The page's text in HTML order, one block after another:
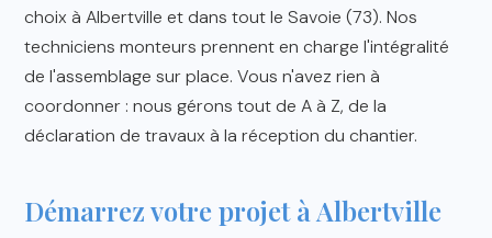
choix à Albertville et dans tout le Savoie (73). Nos
techniciens monteurs prennent en charge l'intégralité
de l'assemblage sur place. Vous n'avez rien à
coordonner : nous gérons tout de A à Z, de la
déclaration de travaux à la réception du chantier.
Démarrez votre projet à Albertville